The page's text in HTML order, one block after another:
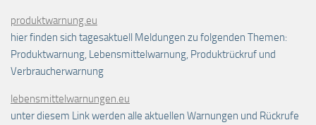
produktwarnung.eu
hier finden sich tagesaktuell Meldungen zu folgenden Themen:
Produktwarnung, Lebensmittelwarnung, Produktrückruf und
Verbraucherwarnung
lebensmittelwarnungen.eu
unter diesem Link werden alle aktuellen Warnungen und Rückrufe